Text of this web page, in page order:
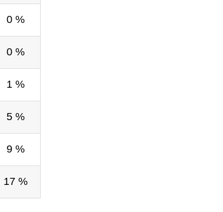
0 %
0 %
1 %
5 %
9 %
17 %